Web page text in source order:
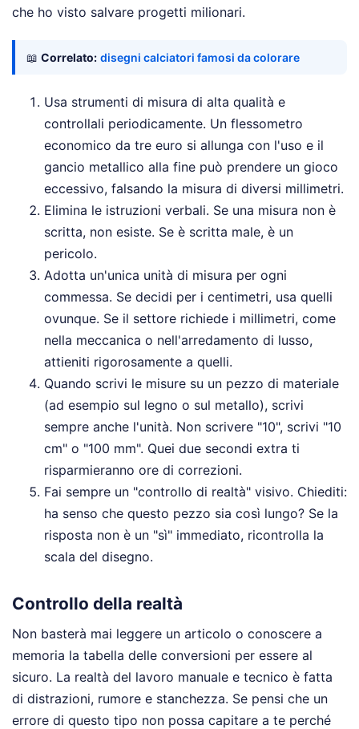
che ho visto salvare progetti milionari.
📖 Correlato: disegni calciatori famosi da colorare
Usa strumenti di misura di alta qualità e
controllali periodicamente. Un flessometro
economico da tre euro si allunga con l'uso e il
gancio metallico alla fine può prendere un gioco
eccessivo, falsando la misura di diversi millimetri.
Elimina le istruzioni verbali. Se una misura non è
scritta, non esiste. Se è scritta male, è un
pericolo.
Adotta un'unica unità di misura per ogni
commessa. Se decidi per i centimetri, usa quelli
ovunque. Se il settore richiede i millimetri, come
nella meccanica o nell'arredamento di lusso,
attieniti rigorosamente a quelli.
Quando scrivi le misure su un pezzo di materiale
(ad esempio sul legno o sul metallo), scrivi
sempre anche l'unità. Non scrivere "10", scrivi "10
cm" o "100 mm". Quei due secondi extra ti
risparmieranno ore di correzioni.
Fai sempre un "controllo di realtà" visivo. Chiediti:
ha senso che questo pezzo sia così lungo? Se la
risposta non è un "sì" immediato, ricontrolla la
scala del disegno.
Controllo della realtà
Non basterà mai leggere un articolo o conoscere a
memoria la tabella delle conversioni per essere al
sicuro. La realtà del lavoro manuale e tecnico è fatta
di distrazioni, rumore e stanchezza. Se pensi che un
errore di questo tipo non possa capitare a te perché